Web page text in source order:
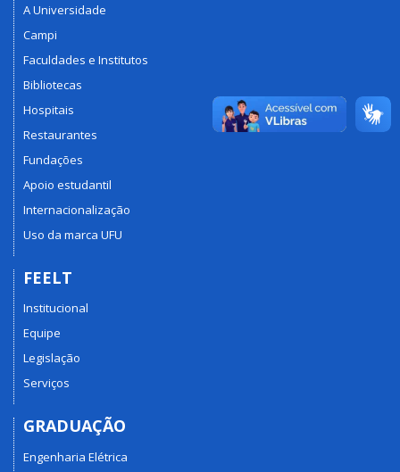
A Universidade
Campi
Faculdades e Institutos
Bibliotecas
Hospitais
Restaurantes
Fundações
Apoio estudantil
Internacionalização
Uso da marca UFU
FEELT
Institucional
Equipe
Legislação
Serviços
GRADUAÇÃO
Engenharia Elétrica